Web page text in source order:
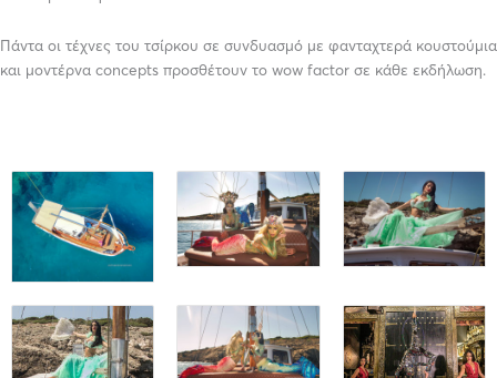
Πάντα οι τέχνες του τσίρκου σε συνδυασμό με φανταχτερά κουστούμια
και μοντέρνα concepts προσθέτουν το wow factor σε κάθε εκδήλωση.